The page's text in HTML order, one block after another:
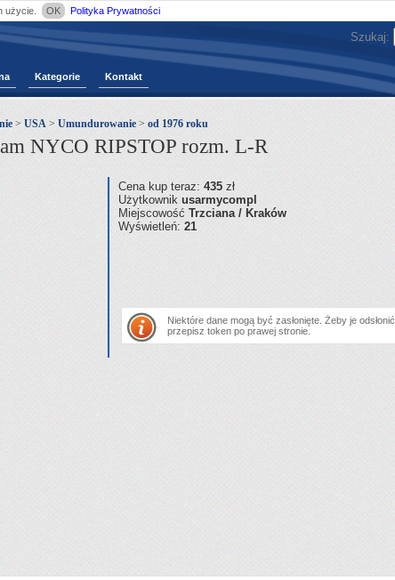
użycie. OK Polityka Prywatności
Kategorie Kontakt
Szukaj:
> USA > Umundurowanie > od 1976 roku
NYCO RIPSTOP rozm. L-R
Cena kup teraz: 435 zł
Użytkownik usarmycompl
Miejscowość Trzciana / Kraków
Wyświetleń: 21
Niektóre dane mogą być zasłonięte. Żeby je odsłonić
przepisz token po prawej stronie.